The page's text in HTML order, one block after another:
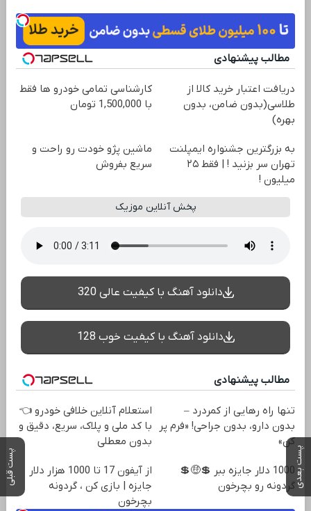
پست بعدی پست قبلی
مطالب پیشنهادی
دریافت اعتبار خرید کالا از
طلاسی(بدون ضامن، بدون
بهره)
کارشناسی تمامی خودرو ها فقط
با 1,500,000 تومان
به بزرگترین جشنواره ایمپلنت
تهران سر بزنید ! | فقط ۲۵
میلیون !
ماشین پژو خودت رو راحت و
سریع بفروش
پخش آنلاین موزیک
دانلود آهنگ با کیفیت عالی 320
دانلود آهنگ با کیفیت خوب 128
مطالب پیشنهادی
تنها راه رهایی از کمردرد –
بدون دارو، بدون جراحی! «فرم پر
کن»
استعلام آنلاین خلافی خودرو 👈
با کد ملی و پلاک، سریع، دقیق و
بدون معطلی
1000 دلار جایزه ببر 💲🤑💲
گردونه رو بچرخون
از آیفون 17 تا 1000 هزار دلار
جایزه | بازی کن ، گردونه
بچرخون